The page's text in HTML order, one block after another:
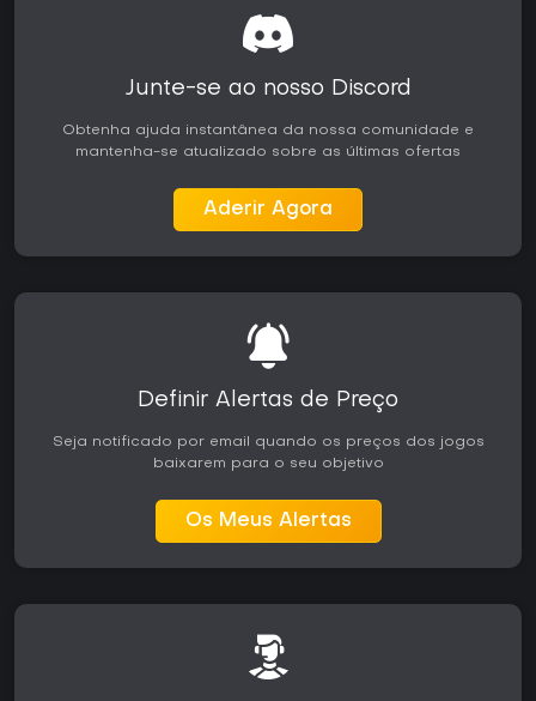
Junte-se ao nosso Discord
Obtenha ajuda instantânea da nossa comunidade e
mantenha-se atualizado sobre as últimas ofertas
Aderir Agora
Definir Alertas de Preço
Seja notificado por email quando os preços dos jogos
baixarem para o seu objetivo
Os Meus Alertas